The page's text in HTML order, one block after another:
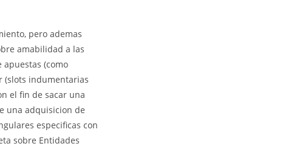
pero ademas
amabilidad a las
(como
(slots indumentarias
el fin de sacar una
una adquisicion de
especificas con
sobre Entidades